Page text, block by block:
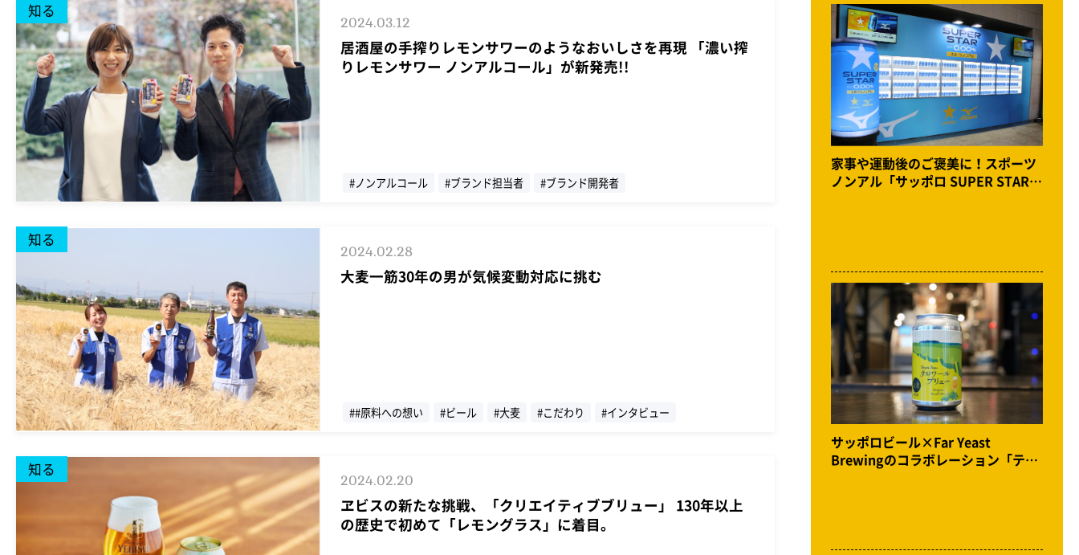
知る
2024.03.12
居酒屋の手搾りレモンサワーのようなおいしさを再現 「濃い搾
りレモンサワー ノンアルコール」が新発売!!
#ノンアルコール #ブランド担当者
#ブランド開発者
知る
2024.02.28
大麦一筋30年の男が気候変動対応に挑む
##原料への想い #ビール #大麦 #こだわり #インタビュー
知る
2024.02.20
ヱビスの新たな挑戦、「クリエイティブブリュー」 130年以上
の歴史で初めて「レモングラス」に着目。
家事や運動後のご褒美に！スポーツ
ノンアル「サッポロ SUPER STAR」
サッポロビール×Far Yeast
Brewingのコラボレーション「テロ